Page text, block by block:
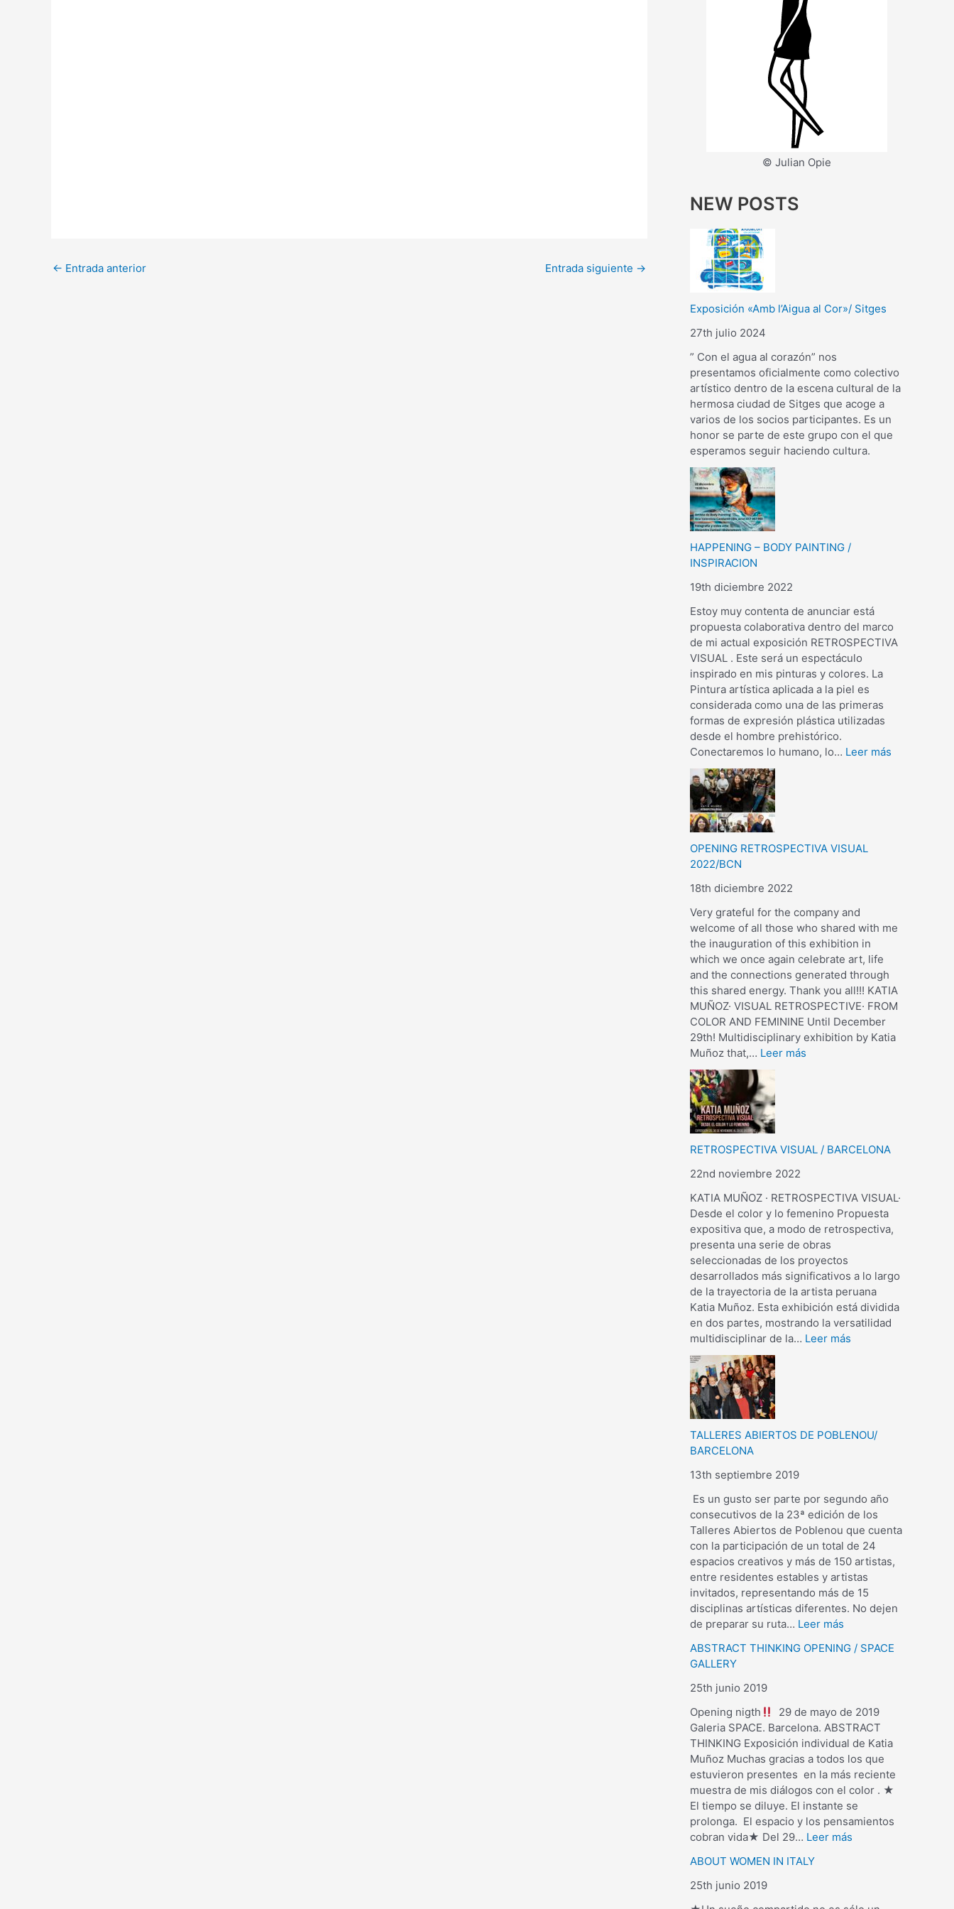
← Entrada anterior Entrada siguiente →
© Julian Opie
NEW POSTS
Exposición «Amb l’Aigua al Cor»/ Sitges
27th julio 2024
” Con el agua al corazón” nos
presentamos oficialmente como colectivo
artístico dentro de la escena cultural de la
hermosa ciudad de Sitges que acoge a
varios de los socios participantes. Es un
honor se parte de este grupo con el que
esperamos seguir haciendo cultura.
HAPPENING – BODY PAINTING /
INSPIRACION
19th diciembre 2022
Estoy muy contenta de anunciar está
propuesta colaborativa dentro del marco
de mi actual exposición RETROSPECTIVA
VISUAL . Este será un espectáculo
inspirado en mis pinturas y colores. La
Pintura artística aplicada a la piel es
considerada como una de las primeras
formas de expresión plástica utilizadas
desde el hombre prehistórico.
Conectaremos lo humano, lo… Leer más
OPENING RETROSPECTIVA VISUAL
2022/BCN
18th diciembre 2022
Very grateful for the company and
welcome of all those who shared with me
the inauguration of this exhibition in
which we once again celebrate art, life
and the connections generated through
this shared energy. Thank you all!!! KATIA
MUÑOZ· VISUAL RETROSPECTIVE· FROM
COLOR AND FEMININE Until December
29th! Multidisciplinary exhibition by Katia
Muñoz that,… Leer más
RETROSPECTIVA VISUAL / BARCELONA
22nd noviembre 2022
KATIA MUÑOZ · RETROSPECTIVA VISUAL·
Desde el color y lo femenino Propuesta
expositiva que, a modo de retrospectiva,
presenta una serie de obras
seleccionadas de los proyectos
desarrollados más significativos a lo largo
de la trayectoria de la artista peruana
Katia Muñoz. Esta exhibición está dividida
en dos partes, mostrando la versatilidad
multidisciplinar de la… Leer más
TALLERES ABIERTOS DE POBLENOU/
BARCELONA
13th septiembre 2019
Es un gusto ser parte por segundo año
consecutivos de la 23ª edición de los
Talleres Abiertos de Poblenou que cuenta
con la participación de un total de 24
espacios creativos y más de 150 artistas,
entre residentes estables y artistas
invitados, representando más de 15
disciplinas artísticas diferentes. No dejen
de preparar su ruta… Leer más
ABSTRACT THINKING OPENING / SPACE
GALLERY
25th junio 2019
Opening nigth
29 de mayo de 2019
Galeria SPACE. Barcelona. ABSTRACT
THINKING Exposición individual de Katia
Muñoz Muchas gracias a todos los que
estuvieron presentes en la más reciente
muestra de mis diálogos con el color . ★
El tiempo se diluye. El instante se
prolonga. El espacio y los pensamientos
cobran vida★ Del 29… Leer más
ABOUT WOMEN IN ITALY
25th junio 2019